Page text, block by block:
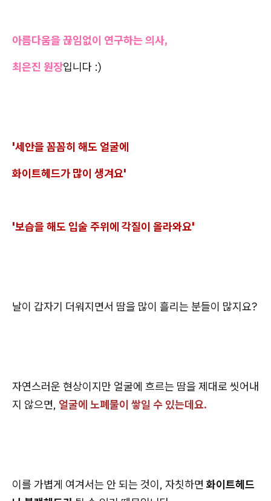
아름다움을 끊임없이 연구하는 의사,
최은진 원장입니다 :)
'세안을 꼼꼼히 해도 얼굴에
화이트헤드가 많이 생겨요'
'보습을 해도 입술 주위에 각질이 올라와요'
날이 갑자기 더워지면서 땀을 많이 흘리는 분들이 많지요?
자연스러운 현상이지만 얼굴에 흐르는 땀을 제대로 씻어내
지 않으면, 얼굴에 노폐물이 쌓일 수 있는데요.
이를 가볍게 여겨서는 안 되는 것이, 자칫하면 화이트헤드